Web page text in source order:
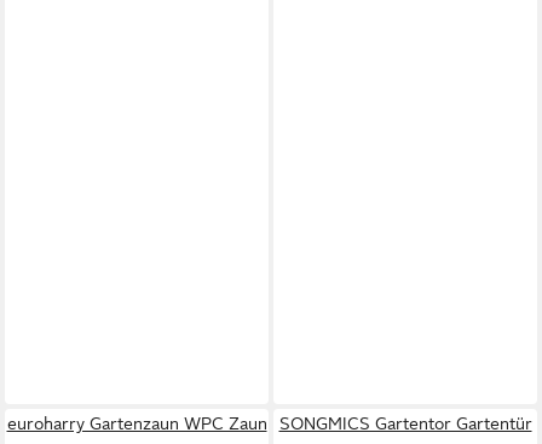
euroharry Gartenzaun WPC Zaun
SONGMICS Gartentor Gartentür